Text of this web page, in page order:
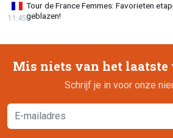
Tour de France Femmes: Favorieten
geblazen!
11:45
Mis niets van het
Schrijf je in voor onze